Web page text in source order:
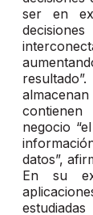
ser en
negocio
datos”,
En su